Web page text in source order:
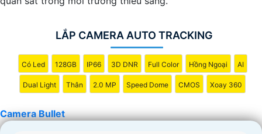
LẮP CAMERA AUTO TRACKING
Có Led 128GB IP66 3D DNR Full Color Hồng Ngoại AI
Dual Light Thân 2.0 MP Speed Dome CMOS Xoay 360
Camera Bullet